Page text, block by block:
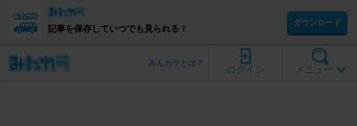
記事を保存していつでも見られる！
ダウンロード
メニュー
ログイン
みんカラとは？